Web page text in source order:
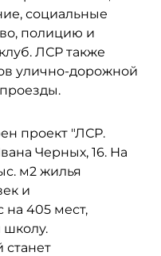
социальные
полицию и
ЛСР также
улично-дорожной
проект "ЛСР.
Черных, 16. На
м2 жилья
и
на 405 мест,
станет